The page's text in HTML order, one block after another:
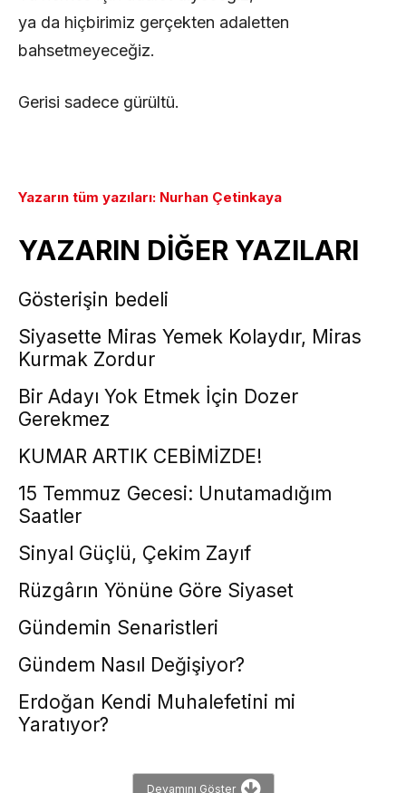
ya da hiçbirimiz gerçekten adaletten
bahsetmeyeceğiz.
Gerisi sadece gürültü.
Yazarın tüm yazıları: Nurhan Çetinkaya
YAZARIN DİĞER YAZILARI
Gösterişin bedeli
Siyasette Miras Yemek Kolaydır, Miras
Kurmak Zordur
Bir Adayı Yok Etmek İçin Dozer
Gerekmez
KUMAR ARTIK CEBİMİZDE!
15 Temmuz Gecesi: Unutamadığım
Saatler
Sinyal Güçlü, Çekim Zayıf
Rüzgârın Yönüne Göre Siyaset
Gündemin Senaristleri
Gündem Nasıl Değişiyor?
Erdoğan Kendi Muhalefetini mi
Yaratıyor?
Devamını Göster